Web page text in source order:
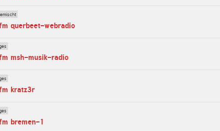
querbeet-webradio
msh-musik-radio
kratz3r
bremen-1